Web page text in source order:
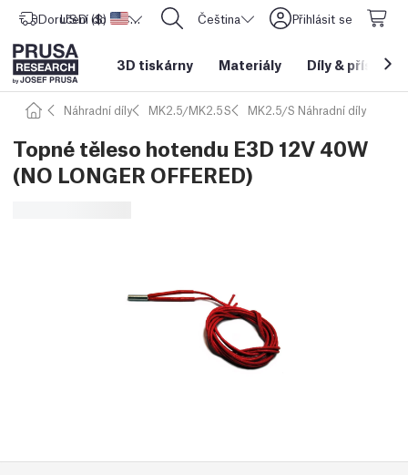
Doručení do Spojené státy americké
USD ($) CORE One L: Nyní skladem! Čeština Přihlásit se
3D tiskárny Materiály Díly &
Náhradní díly MK2.5/MK2.5S MK2.5/S Náhradní díly
Topné těleso hotendu E3D 12V 40W
(NO LONGER OFFERED)